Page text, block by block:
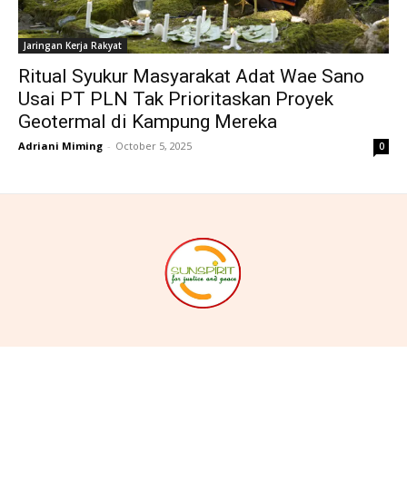
Jaringan Kerja Rakyat
Ritual Syukur Masyarakat Adat Wae Sano
Usai PT PLN Tak Prioritaskan Proyek
Geotermal di Kampung Mereka
Adriani Miming - October 5, 2025 0